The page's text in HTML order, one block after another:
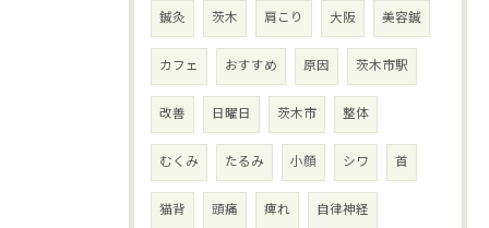
鍼灸 茨木 肩こり 大阪 美容鍼
カフェ おすすめ 原因 茨木市駅
改善 日曜日 茨木市 整体
むくみ たるみ 小顔 シワ 首
猫背 頭痛 痺れ 自律神経